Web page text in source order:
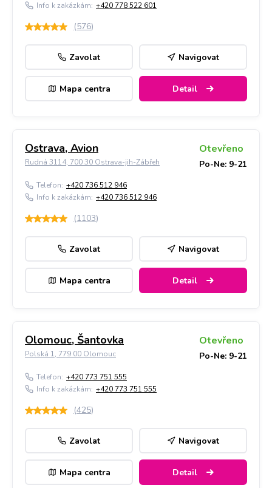
Info k zakázkám: +420 778 522 601
(576)
Zavolat Navigovat
Mapa centra Detail
Ostrava, Avion
Rudná 3114, 700 30 Ostrava-jih-Zábřeh
Otevřeno
Po-Ne: 9-21
Telefon: +420 736 512 946
Info k zakázkám: +420 736 512 946
(1103)
Zavolat Navigovat
Mapa centra Detail
Olomouc, Šantovka
Polská 1, 779 00 Olomouc
Otevřeno
Po-Ne: 9-21
Telefon: +420 773 751 555
Info k zakázkám: +420 773 751 555
(425)
Zavolat Navigovat
Mapa centra Detail